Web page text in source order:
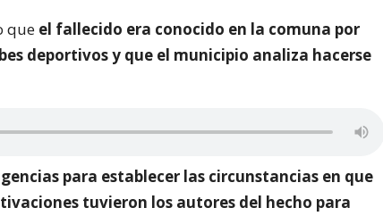
que el fallecido era conocido en la comuna por
deportivos y que el municipio analiza hacerse
para establecer las circunstancias en que
tuvieron los autores del hecho para